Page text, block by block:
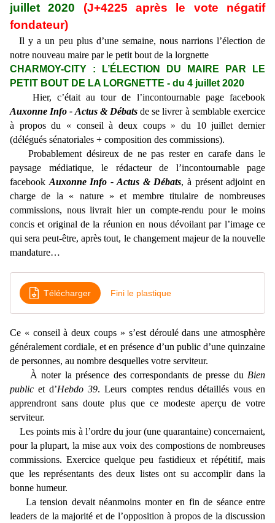
juillet 2020 (J+4225 après le vote négatif
fondateur)
Il y a un peu plus d’une semaine, nous narrions l’élection de
notre nouveau maire par le petit bout de la lorgnette
CHARMOY-CITY : L’ÉLECTION DU MAIRE PAR LE
PETIT BOUT DE LA LORGNETTE - du 4 juillet 2020
Hier, c’était au tour de l’incontournable page facebook
Auxonne Info - Actus & Débatsde se livrer à semblable exercice
à propos du « conseil à deux coups » du 10 juillet dernier
(délégués sénatoriales + composition des commissions).
Probablement désireux de ne pas rester en carafe dans le
paysage médiatique, le rédacteur de l’incontournable page
facebook Auxonne Info - Actus & Débats, à présent adjoint en
charge de la « nature » et membre titulaire de nombreuses
commissions, nous livrait hier un compte-rendu pour le moins
concis et original de la réunion en nous dévoilant par l’image ce
qui sera peut-être, après tout, le changement majeur de la nouvelle
mandature…
Télécharger Fini le plastique
Ce « conseil à deux coups » s’est déroulé dans une atmosphère
généralement cordiale, et en présence d’un public d’une quinzaine
de personnes, au nombre desquelles votre serviteur.
À noter la présence des correspondants de presse du Bien
public et d’Hebdo 39. Leurs comptes rendus détaillés vous en
apprendront sans doute plus que ce modeste aperçu de votre
serviteur.
Les points mis à l’ordre du jour (une quarantaine) concernaient,
pour la plupart, la mise aux voix des compostions de nombreuses
commissions. Exercice quelque peu fastidieux et répétitif, mais
que les représentants des deux listes ont su accomplir dans la
bonne humeur.
La tension devait néanmoins monter en fin de séance entre
leaders de la majorité et de l’opposition à propos de la discussion